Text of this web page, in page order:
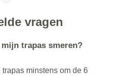
vragen
trapas smeren?
minstens om de 6